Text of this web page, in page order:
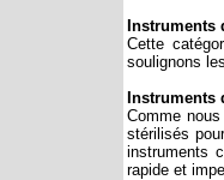
Instruments
Cette
soulignons
Comme
stérilisés
instruments
rapide et